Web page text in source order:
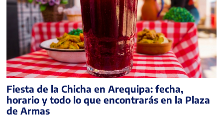
Fiesta de la Chicha en Arequipa: fecha,
horario y todo lo que encontrarás en la Plaza
de Armas